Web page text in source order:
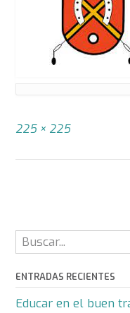
Tamaño
225 × 225
entrada
ENTRADAS RECIENTES
Educar en el buen